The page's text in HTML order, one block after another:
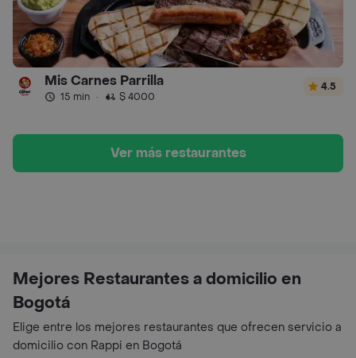
Mis Carnes Parrilla
15 min · $ 4000
4.5
Ver más restaurantes
Mejores Restaurantes a domicilio en
Bogotá
Elige entre los mejores restaurantes que ofrecen servicio a
domicilio con Rappi en Bogotá